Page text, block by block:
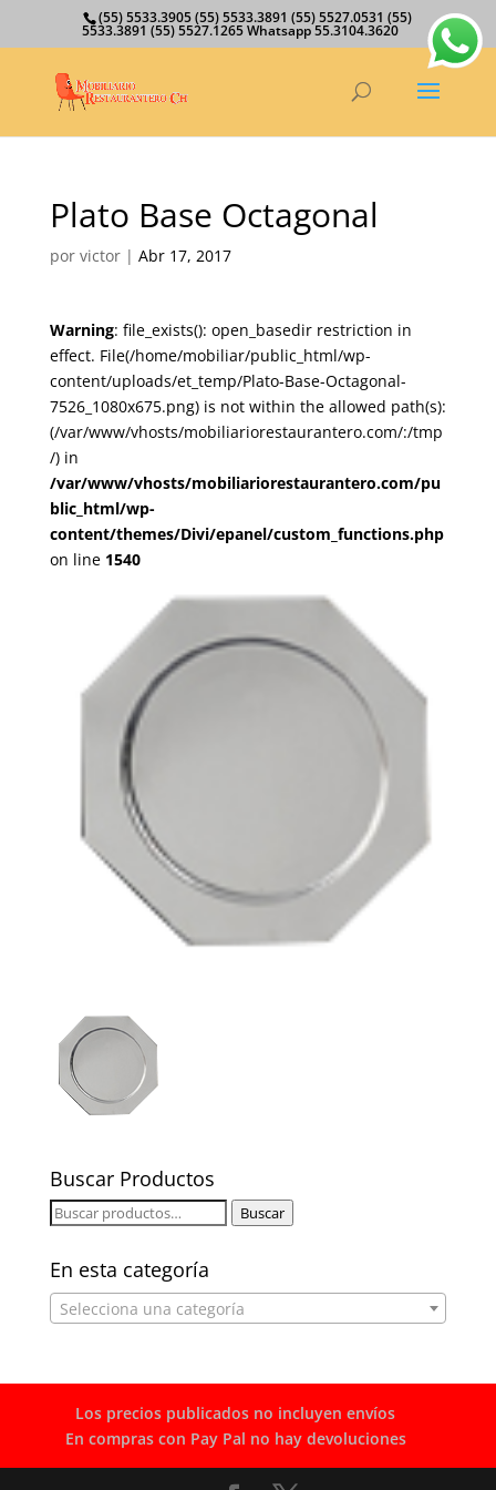
(55) 5533.3905 (55) 5533.3891 (55) 5527.0531 (55)
5533.3891 (55) 5527.1265 Whatsapp 55.3104.3620
Plato Base Octagonal
por victor| Abr 17, 2017
Warning: file_exists(): open_basedir restriction in
effect. File(/home/mobiliar/public_html/wp-
content/uploads/et_temp/Plato-Base-Octagonal-
7526_1080x675.png) is not within the allowed path(s):
(/var/www/vhosts/mobiliariorestaurantero.com/:/tmp
/) in
/var/www/vhosts/mobiliariorestaurantero.com/pu
blic_html/wp-
content/themes/Divi/epanel/custom_functions.php
on line 1540
Buscar Productos
Buscar
Buscar
En esta categoría
Selecciona una categoría
Los precios publicados no incluyen envíos
En compras con Pay Pal no hay devoluciones